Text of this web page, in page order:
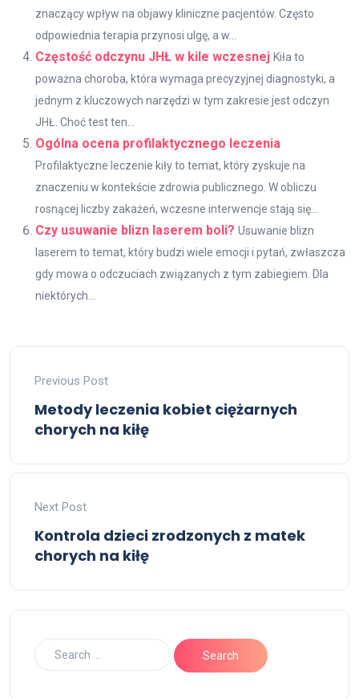
znaczący wpływ na objawy kliniczne pacjentów. Często
odpowiednia terapia przynosi ulgę, a w...
Częstość odczynu JHŁ w kile wczesnej Kiła to
poważna choroba, która wymaga precyzyjnej diagnostyki, a
jednym z kluczowych narzędzi w tym zakresie jest odczyn
JHŁ. Choć test ten...
Ogólna ocena profilaktycznego leczenia
Profilaktyczne leczenie kiły to temat, który zyskuje na
znaczeniu w kontekście zdrowia publicznego. W obliczu
rosnącej liczby zakażeń, wczesne interwencje stają się...
Czy usuwanie blizn laserem boli? Usuwanie blizn
laserem to temat, który budzi wiele emocji i pytań, zwłaszcza
gdy mowa o odczuciach związanych z tym zabiegiem. Dla
niektórych...
Previous Post
Metody leczenia kobiet ciężarnych
chorych na kiłę
Next Post
Kontrola dzieci zrodzonych z matek
chorych na kiłę